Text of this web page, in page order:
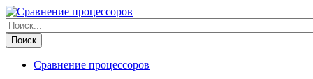
Сравнение процессоров